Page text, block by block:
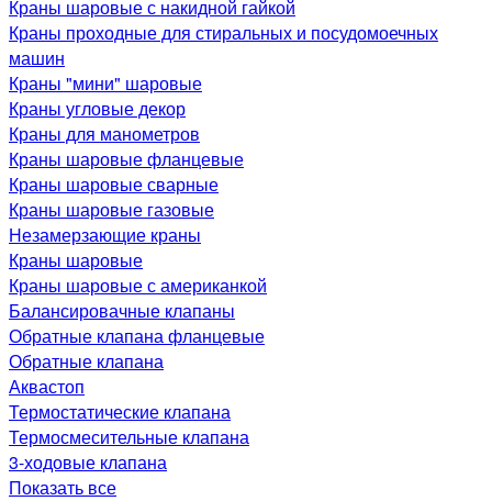
Краны шаровые с накидной гайкой
Краны проходные для стиральных и посудомоечных
машин
Краны "мини" шаровые
Краны угловые декор
Краны для манометров
Краны шаровые фланцевые
Краны шаровые сварные
Краны шаровые газовые
Незамерзающие краны
Краны шаровые
Краны шаровые с американкой
Балансировачные клапаны
Обратные клапана фланцевые
Обратные клапана
Аквастоп
Термостатические клапана
Термосмесительные клапана
3-ходовые клапана
Показать все